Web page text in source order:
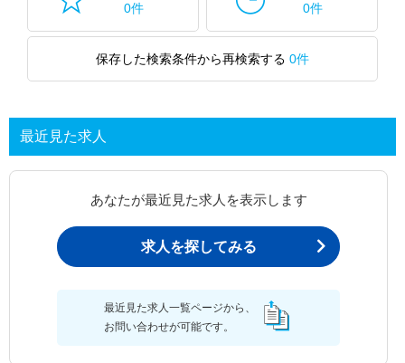
0件
0件
保存した検索条件から再検索する 0件
最近見た求人
あなたが最近見た求人を表示します
求人を探してみる
最近見た求人一覧ページから、
お問い合わせが可能です。